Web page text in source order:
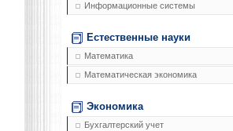
Информационные системы
Естественные науки
Математика
Математическая экономика
Экономика
Бухгалтерский учет